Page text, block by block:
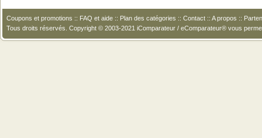
Coupons et promotions :: FAQ et aide :: Plan des catégories :: Contact :: A propos ::
Tous droits réservés. Copyright © 2003-2021 iComparateur / eComparateur® vous